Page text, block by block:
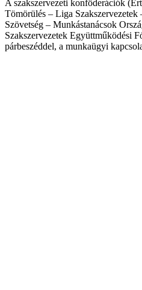
A szakszervezeti konföderációk
Tömörülés – Liga Szakszervezetek
Szövetség – Munkástanácsok
Szakszervezetek Együttműködési
párbeszéddel, a munkaügyi